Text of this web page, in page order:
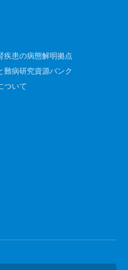
疾患の病態解明拠点
難病研究資源バンク
ついて